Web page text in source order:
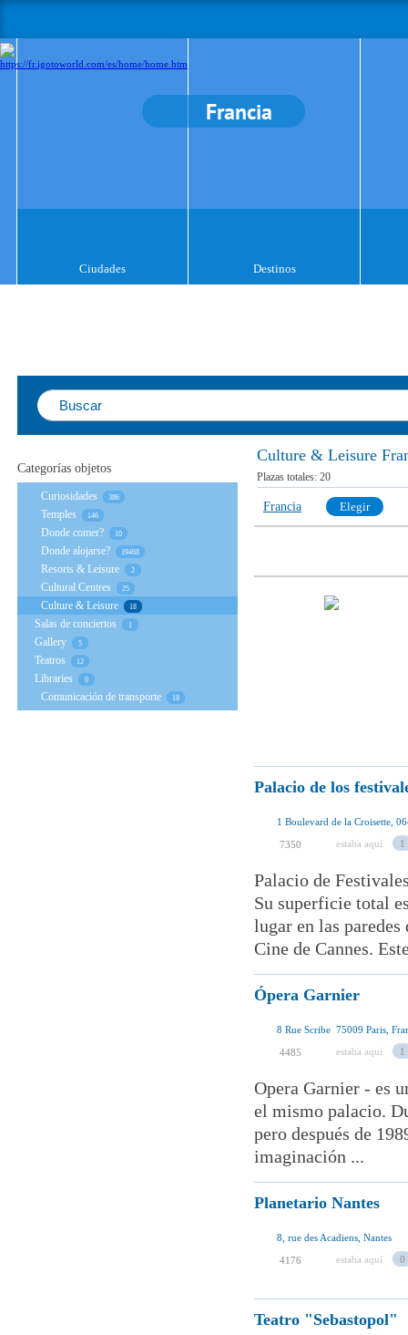
Francia
Ciudades Destinos
Culture & Leisure
Plazas totales: 20
Francia Elegir
Palacio de los
1 Boulevard de la Croisette,
7350 estaba aquí 1
Palacio de
Su superficie total
lugar en las
Cine de Cannes.
Ópera Garnier
8 Rue Scribe 75009 Paris,
4485 estaba aquí 1
Opera Garnier - es
el mismo palacio.
pero después de
imaginación ...
Planetario Nantes
8, rue des Acadiens, Nantes
4176 estaba aquí 0
Teatro "Sebastopol"
Categorías objetos
Curiosidades 386
Temples 146
Donde comer? 10
Donde alojarse? 19468
Resorts & Leisure 2
Cultural Centres 25
Culture & Leisure 18
Salas de conciertos 1
Gallery 5
Teatros 12
Libraries 0
Comunicación de transporte 18